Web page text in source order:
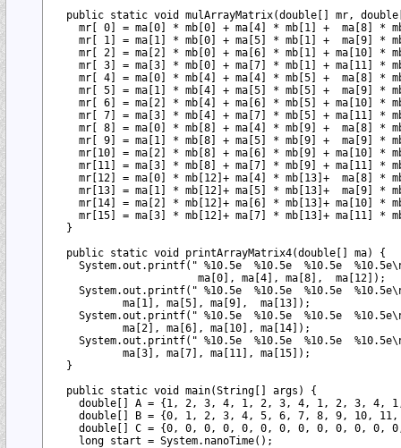
public static void mulArrayMatrix(double[] mr,
mr[ 0] = ma[0] * mb[0] + ma[4] * mb[1] +  ma[8] *
mr[ 1] = ma[1] * mb[0] + ma[5] * mb[1] +  ma[9] *
mr[ 2] = ma[2] * mb[0] + ma[6] * mb[1] + ma[10] *
mr[ 3] = ma[3] * mb[0] + ma[7] * mb[1] + ma[11] *
mr[ 4] = ma[0] * mb[4] + ma[4] * mb[5] +  ma[8] *
mr[ 5] = ma[1] * mb[4] + ma[5] * mb[5] +  ma[9] *
mr[ 6] = ma[2] * mb[4] + ma[6] * mb[5] + ma[10] *
mr[ 7] = ma[3] * mb[4] + ma[7] * mb[5] + ma[11] *
mr[ 8] = ma[0] * mb[8] + ma[4] * mb[9] +  ma[8] *
mr[ 9] = ma[1] * mb[8] + ma[5] * mb[9] +  ma[9] *
mr[10] = ma[2] * mb[8] + ma[6] * mb[9] + ma[10] *
mr[11] = ma[3] * mb[8] + ma[7] * mb[9] + ma[11] *
mr[12] = ma[0] * mb[12]+ ma[4] * mb[13]+  ma[8] *
mr[13] = ma[1] * mb[12]+ ma[5] * mb[13]+  ma[9] *
mr[14] = ma[2] * mb[12]+ ma[6] * mb[13]+ ma[10] *
mr[15] = ma[3] * mb[12]+ ma[7] * mb[13]+ ma[11] *
  }
  public static void printArrayMatrix4(double[] ma) {
System.out.printf(" %10.5e  %10.5e  %10.5e
                       ma[0], ma[4], ma[8],  ma[12]);
System.out.printf(" %10.5e  %10.5e  %10.5e
           ma[1], ma[5], ma[9],  ma[13]);
System.out.printf(" %10.5e  %10.5e  %10.5e
           ma[2], ma[6], ma[10], ma[14]);
System.out.printf(" %10.5e  %10.5e  %10.5e
           ma[3], ma[7], ma[11], ma[15]);
  }
  public static void main(String[] args) {
double[] A = {1, 2, 3, 4, 1, 2, 3, 4, 1, 2, 3, 4,
double[] B = {0, 1, 2, 3, 4, 5, 6, 7, 8, 9, 10,
double[] C = {0, 0, 0, 0, 0, 0, 0, 0, 0, 0, 0, 0,
    long start = System.nanoTime();